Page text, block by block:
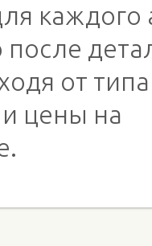
каждого
от типа
цены на